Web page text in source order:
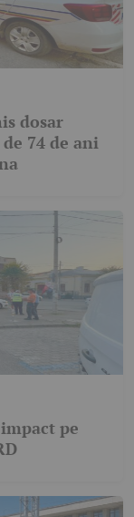
dosar
74 de ani
pe